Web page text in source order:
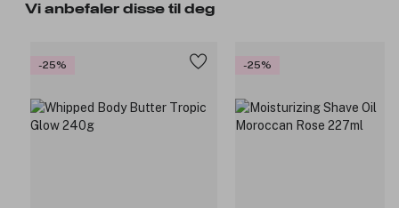
Vi anbefaler disse til deg
-25% -25%